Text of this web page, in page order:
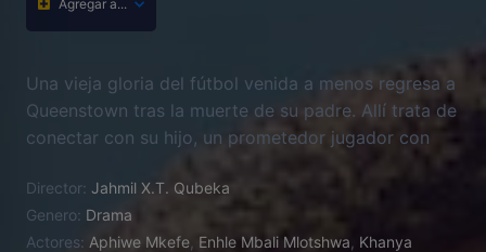
Agregar a...
Una vieja gloria del fútbol venida a menos regresa a
Queenstown tras la muerte de su padre. Allí trata de
conectar con su hijo, un prometedor jugador con
Director: Jahmil X.T. Qubeka
Genero: Drama
Actores: Aphiwe Mkefe Enhle Mbali Mlotshwa, Khanya